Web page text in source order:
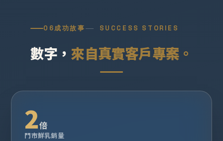
06成功故事 SUCCESS STORIES
數字， 來自真實客戶專案。
2倍
門市鮮乳銷量